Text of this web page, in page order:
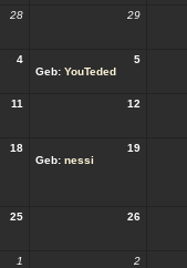
28 29
4
5
Geb: YouTeded
11 12
18
19
Geb: nessi
25 26
1 2